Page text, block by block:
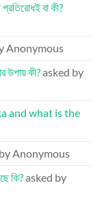
প্রতিরোধই বা কী?
Anonymous
উপায় কী?asked by
and what is the
Anonymous
কি?asked by